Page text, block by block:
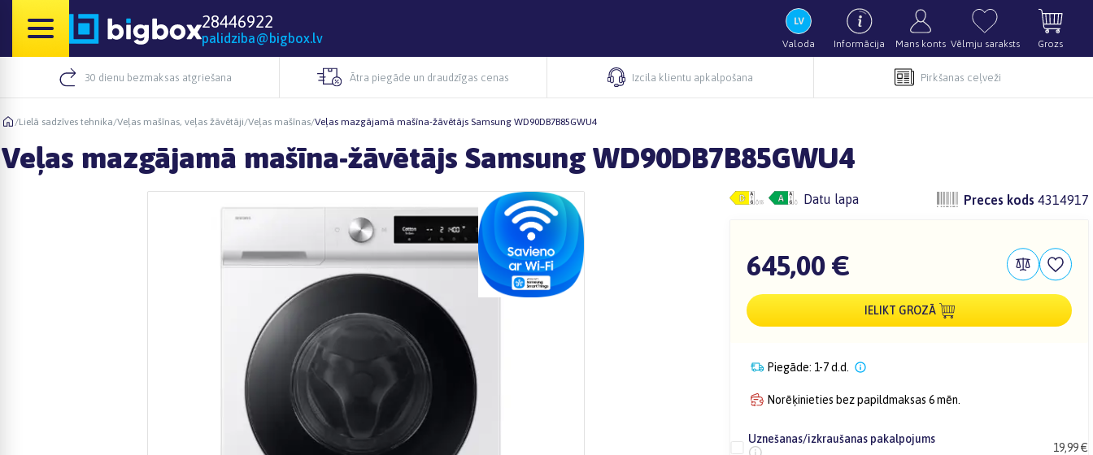
28446922
palidziba@bigbox.lv Valoda Informācija Mans konts Vēlmju saraksts Grozs
30 dienu bezmaksas atgriešana Ātra piegāde un draudzīgas cenas Izcila klientu apkalpošana Pirkšanas ceļveži
/Lielā sadzīves tehnika/Veļas mašīnas, veļas žāvētāji/Veļas mašīnas/Veļas mazgājamā mašīna-žāvētājs Samsung WD90DB7B85GWU4
Veļas mazgājamā mašīna-žāvētājs Samsung WD90DB7B85GWU4
Datu lapa Preces kods 4314917
645,00 €
IELIKT GROZĀ
Piegāde: 1-7 d.d.
Norēķinieties bez papildmaksas 6 mēn.
Uznešanas/izkraušanas pakalpojums
19,99 €